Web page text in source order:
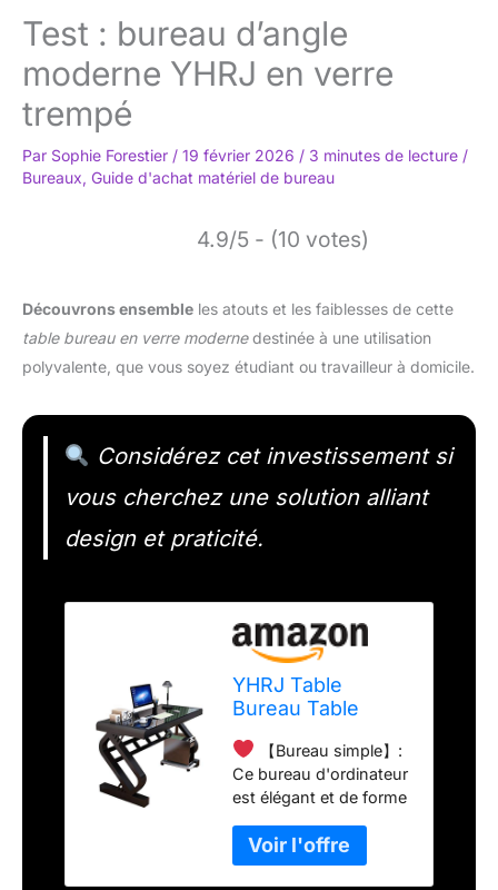
Test : bureau d’angle
moderne YHRJ en verre
trempé
Par Sophie Forestier / 19 février 2026 / 3 minutes de lecture /
Bureaux, Guide d'achat matériel de bureau
4.9/5 - (10 votes)
Découvrons ensemble les atouts et les faiblesses de cette
table bureau en verre modernedestinée à une utilisation
polyvalente, que vous soyez étudiant ou travailleur à domicile.
Considérez cet investissement si
vous cherchez une solution alliant
design et praticité.
YHRJ Table
Bureau Table
Verre,Bureau
D'ordinateur
Simple À La
Maison, Bureau
d'angle Moderne,
Bureau D'étude
【Bureau simple】:
Ce bureau d'ordinateur
est élégant et de forme
grande taille peut
contenir des